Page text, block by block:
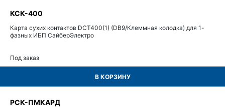
КСК-400
Карта сухих контактов DCT400(1) (DB9/Клеммная колодка) для 1-
фазных ИБП СайберЭлектро
Под заказ
В КОРЗИНУ
РСК-ПМКАРД